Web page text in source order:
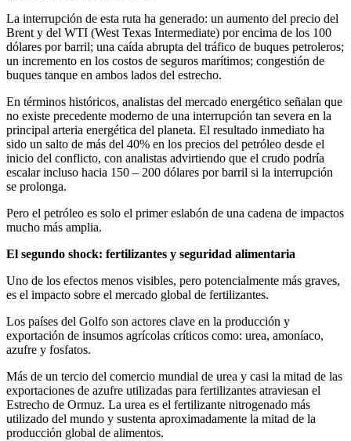
La interrupción de esta ruta ha generado: un aumento del precio del
Brent y del WTI (West Texas Intermediate) por encima de los 100
dólares por barril; una caída abrupta del tráfico de buques petroleros;
un incremento en los costos de seguros marítimos; congestión de
buques tanque en ambos lados del estrecho.
En términos históricos, analistas del mercado energético señalan que
no existe precedente moderno de una interrupción tan severa en la
principal arteria energética del planeta. El resultado inmediato ha
sido un salto de más del 40% en los precios del petróleo desde el
inicio del conflicto, con analistas advirtiendo que el crudo podría
escalar incluso hacia 150 – 200 dólares por barril si la interrupción
se prolonga.
Pero el petróleo es solo el primer eslabón de una cadena de impactos
mucho más amplia.
El segundo shock: fertilizantes y seguridad alimentaria
Uno de los efectos menos visibles, pero potencialmente más graves,
es el impacto sobre el mercado global de fertilizantes.
Los países del Golfo son actores clave en la producción y
exportación de insumos agrícolas críticos como: urea, amoníaco,
azufre y fosfatos.
Más de un tercio del comercio mundial de urea y casi la mitad de las
exportaciones de azufre utilizadas para fertilizantes atraviesan el
Estrecho de Ormuz. La urea es el fertilizante nitrogenado más
utilizado del mundo y sustenta aproximadamente la mitad de la
producción global de alimentos.